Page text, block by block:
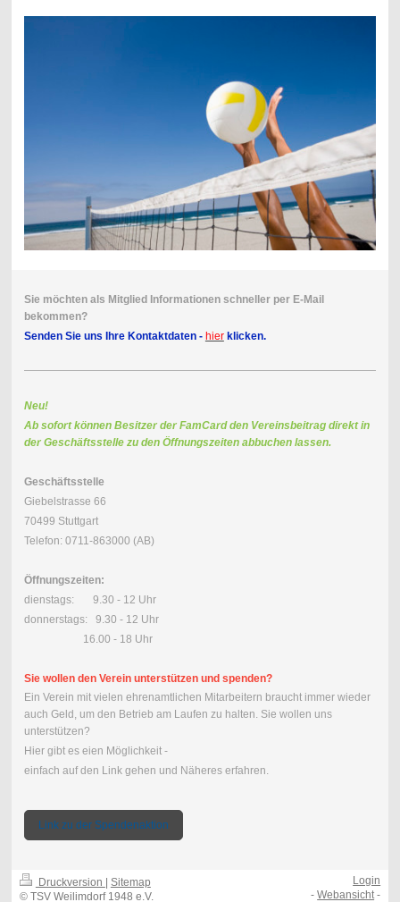
Sie möchten als Mitglied Informationen schneller per E-Mail
bekommen?
Senden Sie uns Ihre Kontaktdaten - hierklicken.
Neu!
Ab sofort können Besitzer der FamCard den Vereinsbeitrag direkt in
der Geschäftsstelle zu den Öffnungszeiten abbuchen lassen.
Geschäftsstelle
Giebelstrasse 66
70499 Stuttgart
Telefon: 0711-863000 (AB)
Öffnungszeiten:
dienstags: 9.30 - 12 Uhr
donnerstags: 9.30 - 12 Uhr
16.00 - 18 Uhr
Sie wollen den Verein unterstützen und spenden?
Ein Verein mit vielen ehrenamtlichen Mitarbeitern braucht immer wieder
auch Geld, um den Betrieb am Laufen zu halten. Sie wollen uns
unterstützen?
Hier gibt es eien Möglichkeit -
einfach auf den Link gehen und Näheres erfahren.
Link zu der Spendenaktion
Druckversion
Sitemap
© TSV Weilimdorf 1948 e.V.
Login
-Webansicht-